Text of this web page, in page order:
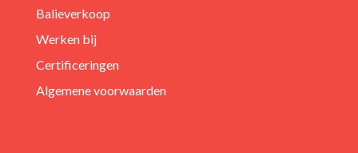
Balieverkoop
Werken bij
Certificeringen
Algemene voorwaarden